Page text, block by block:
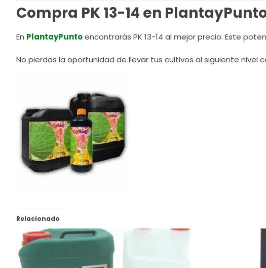
Compra PK 13-14 en
En PlantayPuntoencontrarás PK 13-14 al mejor precio. Este
No pierdas la oportunidad de llevar tus cultivos al siguiente nivel
Relacionado